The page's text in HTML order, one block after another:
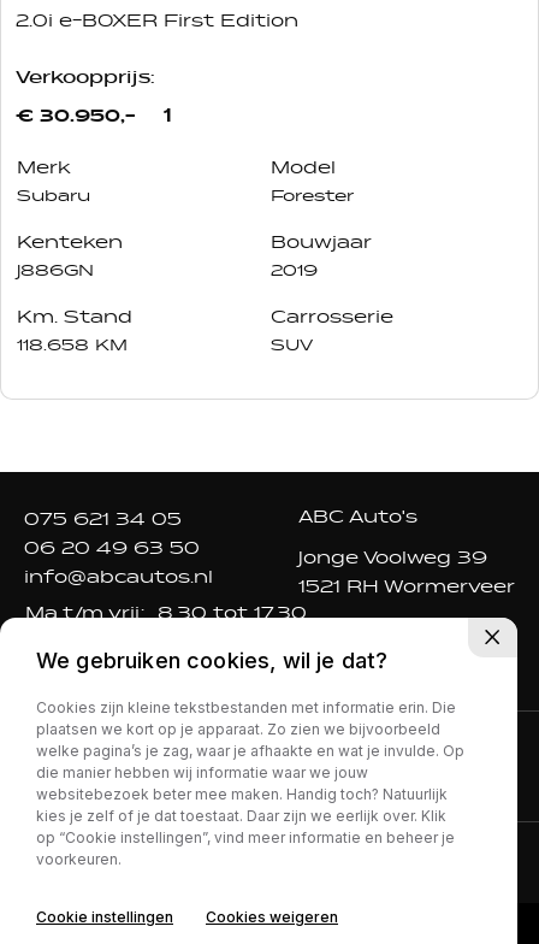
Forester
2.0i e-BOXER First Edition
Verkoopprijs:
€ 30.950,- 1
Merk
Subaru
Model
Forester
Kenteken
J886GN
Bouwjaar
2019
Km. Stand
118.658 KM
Carrosserie
SUV
075 621 34 05
06 20 49 63 50
info@abcautos.nl
ABC Auto's
Jonge Voolweg 39
1521 RH Wormerveer
Ma t/m vrij: 8.30 tot 17.30
Zo:
gesloten
Privacy policy
We gebruiken cookies, wil je dat?
Cookies zijn kleine tekstbestanden met informatie erin. Die
plaatsen we kort op je apparaat. Zo zien we bijvoorbeeld
welke pagina’s je zag, waar je afhaakte en wat je invulde. Op
die manier hebben wij informatie waar we jouw
websitebezoek beter mee maken. Handig toch? Natuurlijk
kies je zelf of je dat toestaat. Daar zijn we eerlijk over. Klik
op “Cookie instellingen”, vind meer informatie en beheer je
voorkeuren.
Cookie instellingen Cookies weigeren